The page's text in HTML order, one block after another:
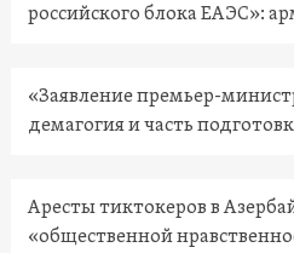
российского блока ЕАЭС»:
«Заявление премьер-
демагогия и часть
Аресты тиктокеров в
«общественной